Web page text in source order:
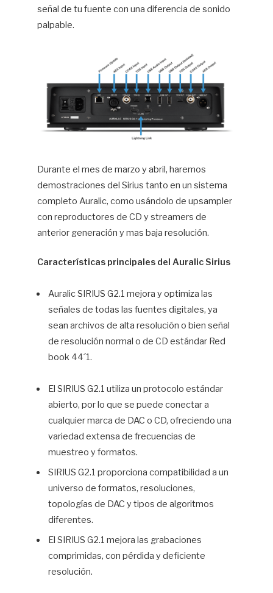
señal de tu fuente con una diferencia de sonido
palpable.
Durante el mes de marzo y abril, haremos
demostraciones del Sirius tanto en un sistema
completo Auralic, como usándolo de upsampler
con reproductores de CD y streamers de
anterior generación y mas baja resolución.
Características principales del Auralic Sirius
Auralic SIRIUS G2.1 mejora y optimiza las
señales de todas las fuentes digitales, ya
sean archivos de alta resolución o bien señal
de resolución normal o de CD estándar Red
book 44´1.
El SIRIUS G2.1 utiliza un protocolo estándar
abierto, por lo que se puede conectar a
cualquier marca de DAC o CD, ofreciendo una
variedad extensa de frecuencias de
muestreo y formatos.
SIRIUS G2.1 proporciona compatibilidad a un
universo de formatos, resoluciones,
topologías de DAC y tipos de algoritmos
diferentes.
El SIRIUS G2.1 mejora las grabaciones
comprimidas, con pérdida y deficiente
resolución.